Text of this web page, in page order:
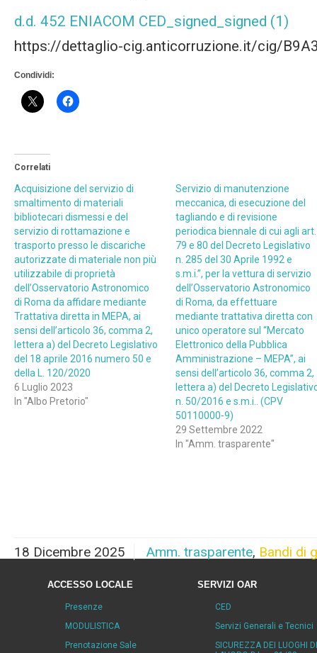
d.d. 452 ENIACOM CED_signed_signed (1)
https://dettaglio-cig.anticorruzione.it/cig/
Condividi:
Correlati
Acquisizione del servizio di
smaltimento di materiali
bibliotecari dismessi e del
servizio di rottamazione e
trasporto presso le discariche
autorizzate di materiale non più
utilizzabile di proprietà
dell’Osservatorio Astronomico
di Roma da affidare mediante
Trattativa diretta in MEPA, ai
sensi dell’articolo 36, comma 2,
lettera a) del Decreto Legislativo
del 18 aprile 2016 numero 50 e
della L. 120/2020
6 Luglio 2023
In "Albo Pretorio"
Servizio di manutenzione
meccanica, di esecuzione del
tagliando e di revisione
periodica biennale di cui agli art.
79 e 80 del Decreto Legislativo
n. 285 del 30 Aprile 1992 e
s.m.i.”, per la vettura di servizio
dell’Osservatorio Astronomico
di Roma, da effettuare
mediante trattativa diretta con
unico operatore sul “Mercato
Elettronico della Pubblica
Amministrazione – MEPA”, ai
sensi dell’articolo 36, comma 2,
lettera a) del Decreto
n. 50/2016 e s.m.i.. (CPV
50110000-9)
29 Settembre 2022
In "Amm. trasparente"
18 Dicembre 2025 Amm. trasparente, Bandi di
ACCESSO LOCALE
Presenze
MODULISTICA
Prenotazione Sale
SERVIZI OAR
CED
Servizi Generali e Tecnici
SICUREZZA DEI LUOGHI DI